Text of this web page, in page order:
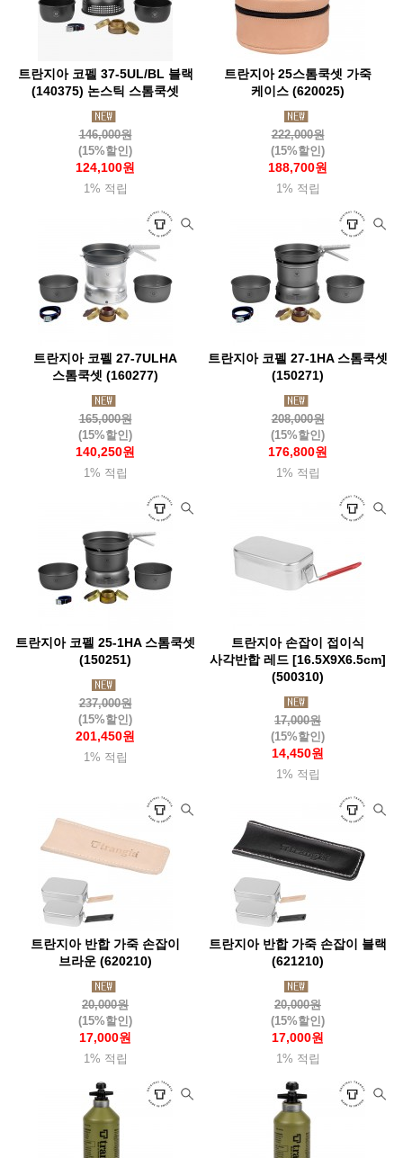
트란지아 코펠 37-5UL/BL 블랙
(140375) 논스틱 스톰쿡셋
146,000원
(15%할인)
124,100원
1% 적립
트란지아 25스톰쿡셋 가죽
케이스 (620025)
222,000원
(15%할인)
188,700원
1% 적립
트란지아 코펠 27-7ULHA
스톰쿡셋 (160277)
165,000원
(15%할인)
140,250원
1% 적립
트란지아 코펠 27-1HA 스톰쿡셋
(150271)
208,000원
(15%할인)
176,800원
1% 적립
트란지아 코펠 25-1HA 스톰쿡셋
(150251)
237,000원
(15%할인)
201,450원
1% 적립
트란지아 손잡이 접이식
사각반합 레드 [16.5X9X6.5cm]
(500310)
17,000원
(15%할인)
14,450원
1% 적립
트란지아 반합 가죽 손잡이
브라운 (620210)
20,000원
(15%할인)
17,000원
1% 적립
트란지아 반합 가죽 손잡이 블랙
(621210)
20,000원
(15%할인)
17,000원
1% 적립